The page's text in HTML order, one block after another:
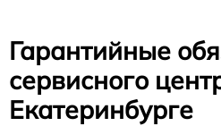
Гарантийные
сервисного
Екатеринбурге